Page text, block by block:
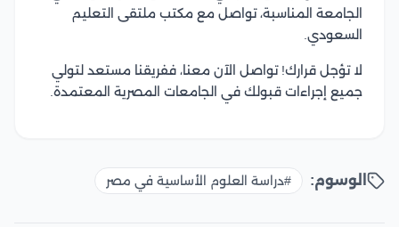
الجامعة المناسبة، تواصل مع مكتب ملتقى التعليم
السعودي.
لا تؤجل قرارك! تواصل الآن معنا، ففريقنا مستعد لتولي
جميع إجراءات قبولك في الجامعات المصرية المعتمدة.
الوسوم: #دراسة العلوم الأساسية في مصر